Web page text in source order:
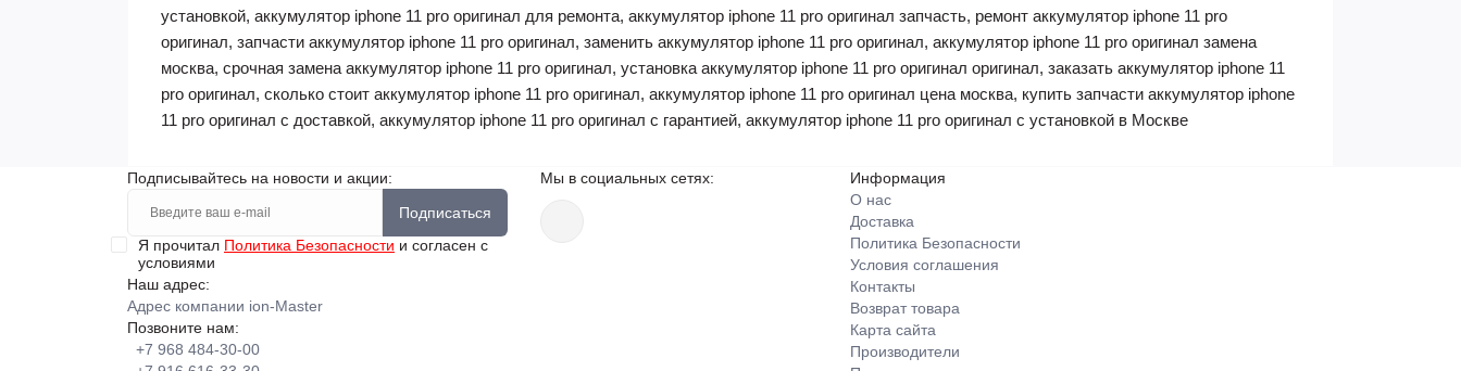
установкой, аккумулятор iphone 11 pro оригинал для ремонта, аккумулятор iphone 11 pro оригинал запчасть, ремонт аккумулятор iphone 11 pro
оригинал, запчасти аккумулятор iphone 11 pro оригинал, заменить аккумулятор iphone 11 pro оригинал, аккумулятор iphone 11 pro оригинал замена
москва, срочная замена аккумулятор iphone 11 pro оригинал, установка аккумулятор iphone 11 pro оригинал оригинал, заказать аккумулятор iphone 11
pro оригинал, сколько стоит аккумулятор iphone 11 pro оригинал, аккумулятор iphone 11 pro оригинал цена москва, купить запчасти аккумулятор iphone
11 pro оригинал с доставкой, аккумулятор iphone 11 pro оригинал с гарантией, аккумулятор iphone 11 pro оригинал с установкой в Москве
Подписывайтесь на новости и акции:
Подписаться
Я прочитал Политика Безопасности и согласен с
условиями
Наш адрес:
Адрес компании ion-Master
Позвоните нам:
+7 968 484-30-00
Мы в социальных сетях:
Информация
О нас
Доставка
Политика Безопасности
Условия соглашения
Контакты
Возврат товара
Карта сайта
Производители